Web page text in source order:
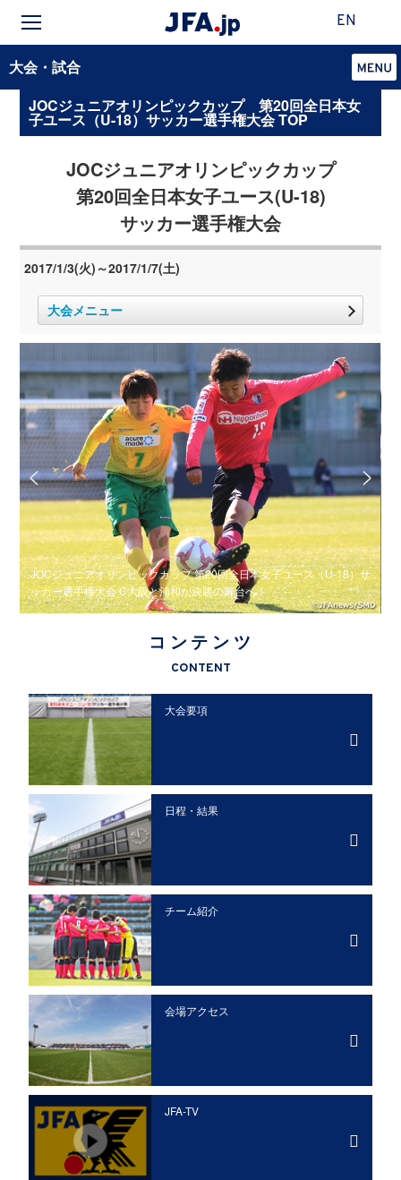
EN
大会・試合
JOCジュニアオリンピックカップ 第20回全日本女
子ユース（U-18）サッカー選手権大会 TOP
JOCジュニアオリンピックカップ
第20回全日本女子ユース(U-18)
サッカー選手権大会
2017/1/3(火)～2017/1/7(土)
大会メニュー
JOCジュニアオリンピックカップ 第20回全日本女子ユース（U-18）サ
ッカー選手権大会 C大阪と浦和が決勝の舞台へ！
コンテンツ
CONTENT
大会要項
日程・結果
チーム紹介
会場アクセス
JFA-TV